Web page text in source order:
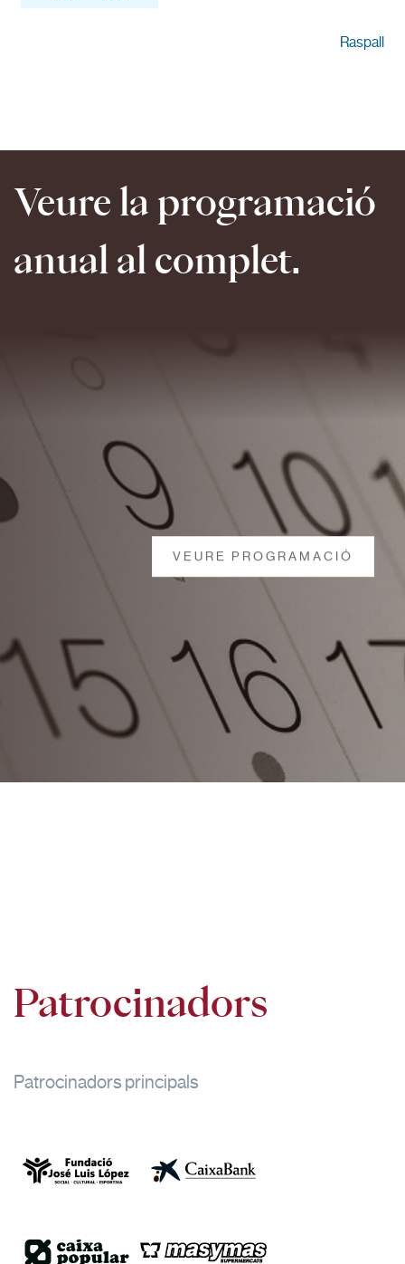
Raspall
Veure la programació
anual al complet.
VEURE PROGRAMACIÓ
Patrocinadors
Patrocinadors principals